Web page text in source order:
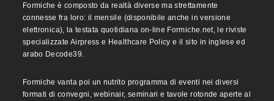
Formiche è composto da realtà diverse ma strettamente
connesse fra loro: il mensile (disponibile anche in versione
elettronica), la testata quotidiana on-line Formiche.net, le riviste
specializzate Airpress e Healthcare Policy e il sito in inglese ed
arabo Decode39.
Formiche vanta poi un nutrito programma di eventi nei diversi
formati di convegni, webinair, seminari e tavole rotonde aperte al